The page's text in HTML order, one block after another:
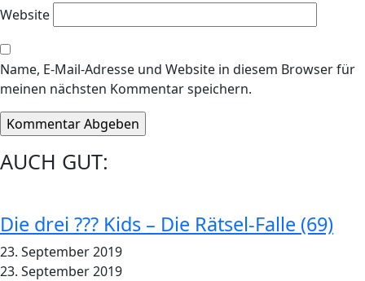
Website
Name, E-Mail-Adresse und Website in diesem Browser für
meinen nächsten Kommentar speichern.
AUCH GUT:
Die drei ??? Kids – Die Rätsel-Falle (69)
23. September 2019
23. September 2019